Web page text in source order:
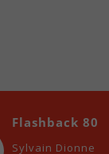
Flashback 80
Sylvain Dionne